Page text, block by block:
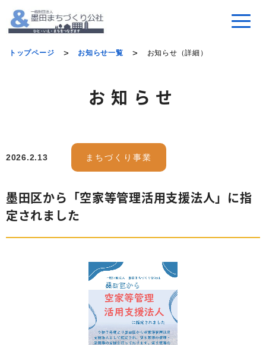
トップページ お知らせ一覧 お知らせ（詳細）
お知らせ
2026.2.13 まちづくり事業
墨田区から「空家等管理活用支援法人」に指
定されました